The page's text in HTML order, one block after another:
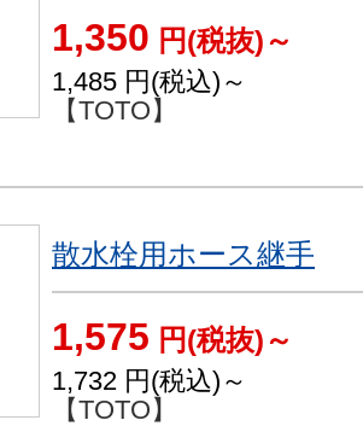
1,350 円(税抜)～
1,485 円(税込)～
【TOTO】
散水栓用ホース継手
1,575 円(税抜)～
1,732 円(税込)～
【TOTO】